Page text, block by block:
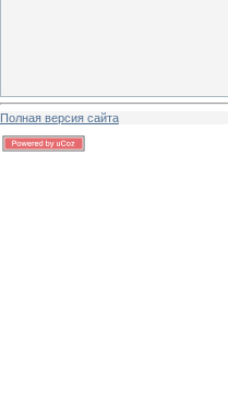
Полная версия сайта